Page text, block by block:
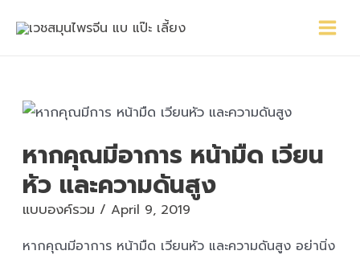
Menu
หากคุณมีอาการ หน้ามืด เวียน
หัว และความดันสูง
แบบองค์รวม / April 9, 2019
หากคุณมีอาการ หน้ามืด เวียนหัว และความดันสูง อย่านิ่ง
navigation